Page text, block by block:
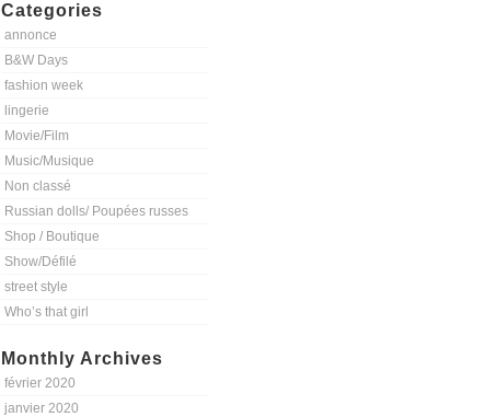
Categories
annonce
B&W Days
fashion week
lingerie
Movie/Film
Music/Musique
Non classé
Russian dolls/ Poupées russes
Shop / Boutique
Show/Défilé
street style
Who’s that girl
Monthly Archives
février 2020
janvier 2020